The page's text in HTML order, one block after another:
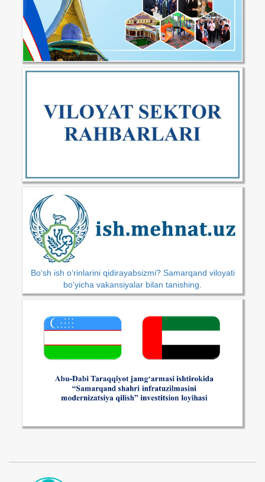
Bo‘sh ish o‘rinlarini qidirayabsizmi? Samarqand viloyati
bo‘yicha vakansiyalar bilan tanishing.